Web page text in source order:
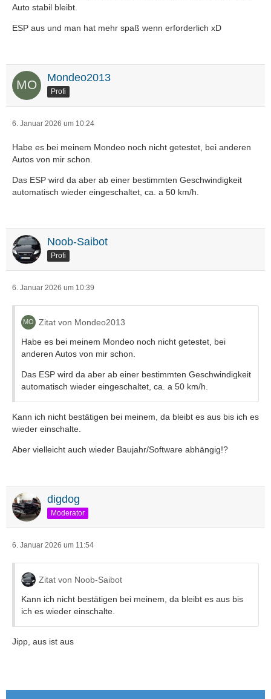
Auto stabil bleibt.
ESP aus und man hat mehr spaß wenn erforderlich xD
Mondeo2013
Profi
6. Januar 2026 um 10:24
Habe es bei meinem Mondeo noch nicht getestet, bei anderen
Autos von mir schon.
Das ESP wird da aber ab einer bestimmten Geschwindigkeit
automatisch wieder eingeschaltet, ca. a 50 km/h.
Noob-Saibot
Profi
6. Januar 2026 um 10:39
Zitat von Mondeo2013
Habe es bei meinem Mondeo noch nicht getestet, bei
anderen Autos von mir schon.
Das ESP wird da aber ab einer bestimmten Geschwindigkeit
automatisch wieder eingeschaltet, ca. a 50 km/h.
Kann ich nicht bestätigen bei meinem, da bleibt es aus bis ich es
wieder einschalte.
Aber vielleicht auch wieder Baujahr/Software abhängig!?
digdog
Moderator
6. Januar 2026 um 11:54
Zitat von Noob-Saibot
Kann ich nicht bestätigen bei meinem, da bleibt es aus bis
ich es wieder einschalte.
Jipp, aus ist aus